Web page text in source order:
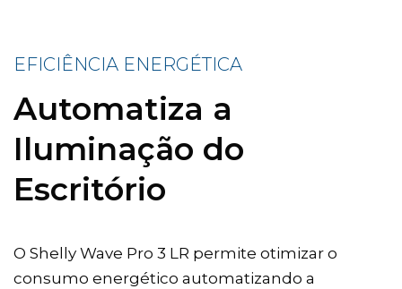
EFICIÊNCIA ENERGÉTICA
Automatiza a
Iluminação do
Escritório
O Shelly Wave Pro 3 LR permite otimizar o
consumo energético automatizando a